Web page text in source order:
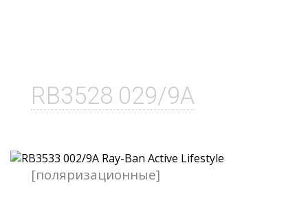
RB3528 029/9A
[поляризационные]